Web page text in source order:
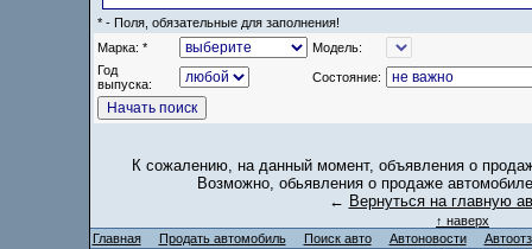
* - Поля, обязательные для заполнения!
Марка: *
Модель:
Год
выпуска:
Состояние:
К сожалению, на данный момент, объявления о
Возможно, обьявления о продаже
← Вернуться на главную
↑ наверх
Главная
Продать автомобиль Поиск авто Автоновости